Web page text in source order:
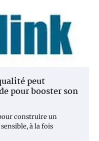
peut
pour booster son
construire un
à la fois